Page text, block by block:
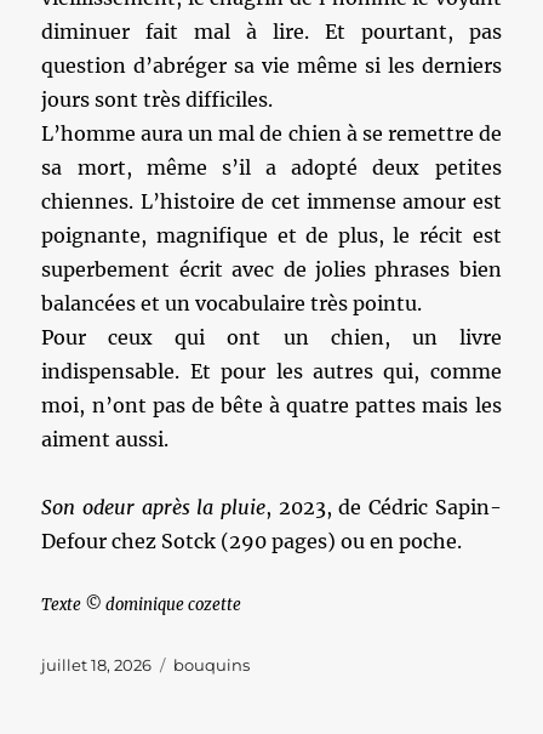
diminuer fait mal à lire. Et pourtant, pas
question d’abréger sa vie même si les derniers
jours sont très difficiles.
L’homme aura un mal de chien à se remettre de
sa mort, même s’il a adopté deux petites
chiennes. L’histoire de cet immense amour est
poignante, magnifique et de plus, le récit est
superbement écrit avec de jolies phrases bien
balancées et un vocabulaire très pointu.
Pour ceux qui ont un chien, un livre
indispensable. Et pour les autres qui, comme
moi, n’ont pas de bête à quatre pattes mais les
aiment aussi.
Son odeur après la pluie, 2023, de Cédric Sapin-
Defour chez Sotck (290 pages) ou en poche.
Texte © dominique cozette
Publié
juillet 18, 2026 Catégories
bouquins